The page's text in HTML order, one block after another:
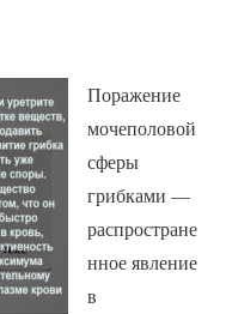
Поражение
мочеполовой
сферы
грибками —
распростране
нное явление
в